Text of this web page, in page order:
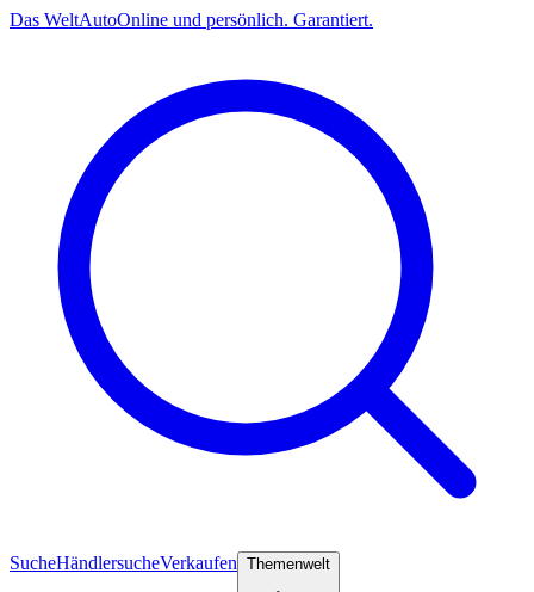
Das WeltAutoOnline und persönlich. Garantiert.
SucheHändlersucheVerkaufen Themenwelt